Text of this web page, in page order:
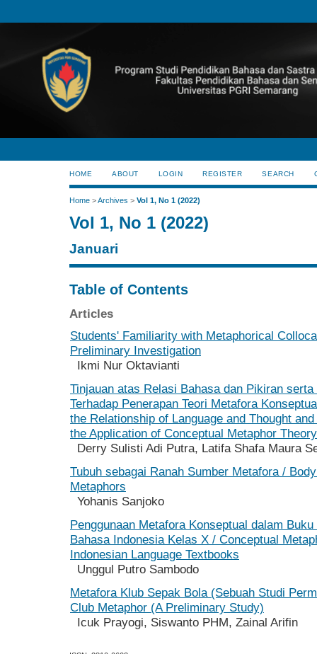
HOME ABOUT LOGIN REGISTER SEARCH
Home >Archives > Vol 1, No 1 (2022)
Vol 1, No 1 (2022)
Januari
Table of Contents
Articles
Students' Familiarity with Metaphorical
Preliminary Investigation
Ikmi Nur Oktavianti
Tinjauan atas Relasi Bahasa dan Pikiran
Terhadap Penerapan Teori Metafora
the Relationship of Language and Thought
the Application of Conceptual Metaphor Theory
Derry Sulisti Adi Putra, Latifa Shafa Maura
Tubuh sebagai Ranah Sumber Metafora /
Metaphors
Yohanis Sanjoko
Penggunaan Metafora Konseptual dalam
Bahasa Indonesia Kelas X / Conceptual
Indonesian Language Textbooks
Unggul Putro Sambodo
Metafora Klub Sepak Bola (Sebuah Studi
Club Metaphor (A Preliminary Study)
Icuk Prayogi, Siswanto PHM, Zainal Arifin